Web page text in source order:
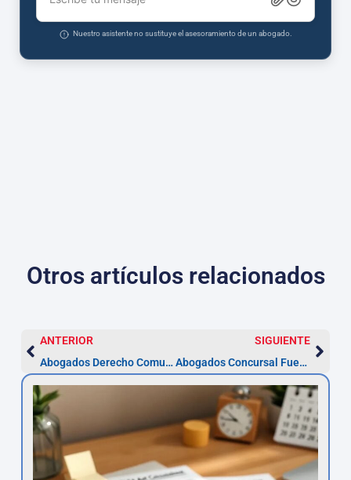
Nuestro asistente no sustituye el asesoramiento de un abogado.
Otros artículos relacionados
ANTERIOR
Abogados Derecho Comunitario Fuenlabrada — Actúa en 30 días
SIGUIENTE
Abogados Concursal Fuenlabrada — Plazo 2 meses